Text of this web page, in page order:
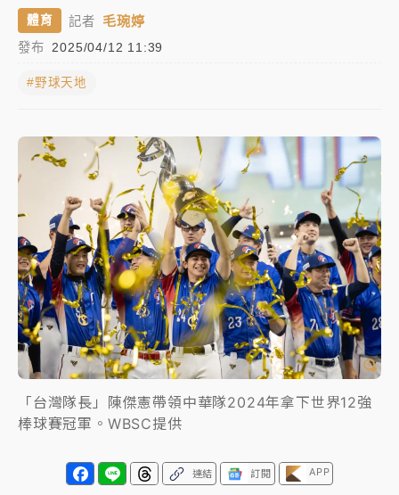
父親節泡湯了！中颱白海豚雨彈轟3天 「紅到發紫」降
雨熱區曝
暑假過三周才推「E宿新北打卡趣」！抽獎程序複雜 觀
旅局回應了
中信慈善基金會想增加董事人數！辜仲諒向法院聲請遭
駁 理由曝光
故宮《龍藏經》特展第2檔！今線上預約開賣一度塞車
周六起展出延長至晚上7時
台東農業處長涉圖利渡假村！東檢抗告成功 今重開羈
押庭
父親節泡湯了！中颱白海豚雨彈轟3天 「紅到發紫」降
雨熱區曝
體育 記者 毛琬婷
發布 2025/04/12 11:39
#野球天地
「台灣隊長」陳傑憲帶領中華隊2024年拿下世界12強
棒球賽冠軍。WBSC提供
連結 訂閱 APP